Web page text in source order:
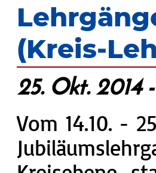
(Kreis-
25. Okt. 2014
Vom 14.10. -